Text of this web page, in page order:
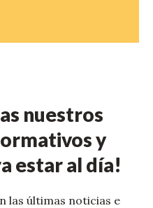
nuestros
y
estar al día!
las últimas noticias e